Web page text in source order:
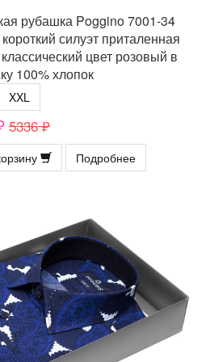
рубашка Poggino 7001-34
силуэт приталенная
цвет розовый в
100% хлопок
XXL
5336 ₽
Подробнее